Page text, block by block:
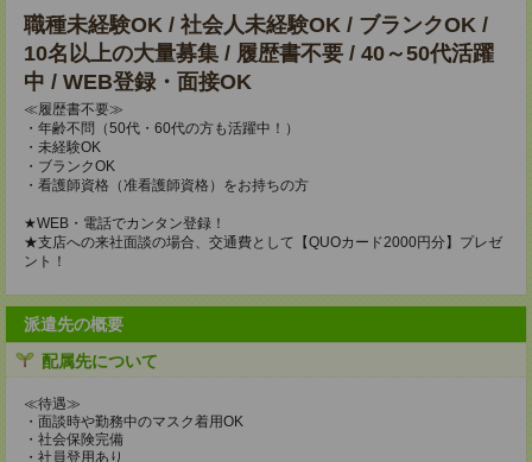
職種未経験OK / 社会人未経験OK / ブランクOK /
10名以上の大量募集 / 履歴書不要 / 40～50代活躍
中 / WEB登録・面接OK
≪履歴書不要≫
・年齢不問（50代・60代の方も活躍中！）
・未経験OK
・ブランクOK
・看護師資格（准看護師資格）をお持ちの方
★WEB・電話でカンタン登録！
★支店への来社面談の場合、交通費として【QUOカード2000円分】プレゼ
ント！
派遣先の概要
配属先について
≪待遇≫
・面談時や勤務中のマスク着用OK
・社会保険完備
・社員登用あり